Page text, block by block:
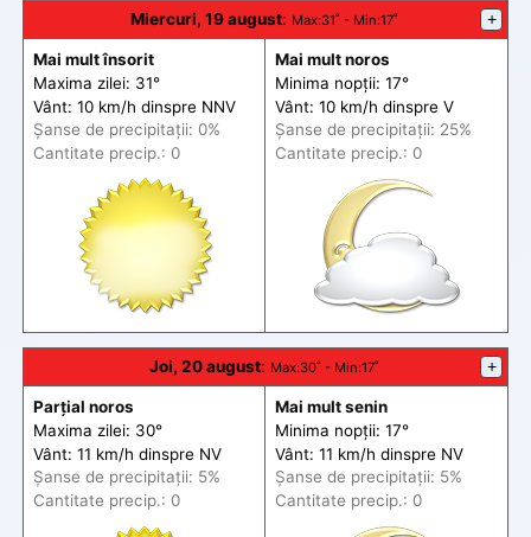
Miercuri, 19 august: Max:31˚ - Min:17˚ +
Mai mult însorit
Maxima zilei: 31°
Vânt: 10 km/h dinspre NNV
Șanse de precipitații: 0%
Cantitate precip.: 0
Mai mult noros
Minima nopții: 17°
Vânt: 10 km/h dinspre V
Șanse de precipitații: 25%
Cantitate precip.: 0
Joi, 20 august: Max:30˚ - Min:17˚ +
Parțial noros
Maxima zilei: 30°
Vânt: 11 km/h dinspre NV
Șanse de precipitații: 5%
Cantitate precip.: 0
Mai mult senin
Minima nopții: 17°
Vânt: 11 km/h dinspre NV
Șanse de precipitații: 5%
Cantitate precip.: 0